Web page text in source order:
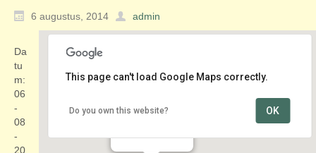
6 augustus, 2014 admin
Centrum
This page can't load Google Maps correctly.
Do you own this website? OK
Da
tu
m:
06
-
08
-
20